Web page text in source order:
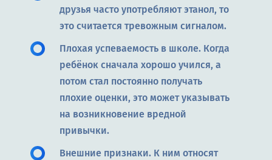
друзья часто употребляют этанол, то
это считается тревожным сигналом.
Плохая успеваемость в школе. Когда
ребёнок сначала хорошо учился, а
потом стал постоянно получать
плохие оценки, это может указывать
на возникновение вредной
привычки.
Внешние признаки. К ним относят